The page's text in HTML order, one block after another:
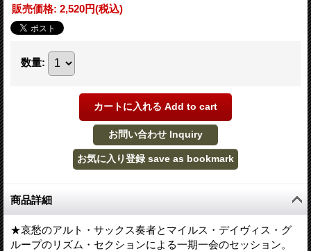
販売価格: 2,520円(税込)
数量:
商品詳細
★哀愁のアルト・サックス奏者とマイルス・デイヴィス・グ
ループのリズム・セクションによる一期一会のセッション。